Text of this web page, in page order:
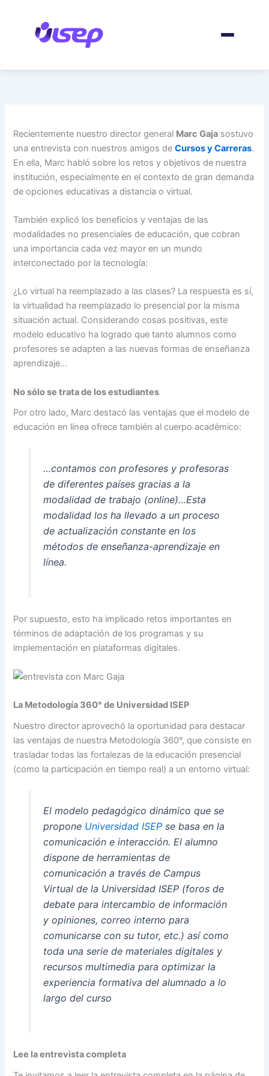
contenido
Recientemente nuestro director general Marc Gaja sostuvo
una entrevista con nuestros amigos deCursos y Carreras.
En ella, Marc habló sobre los retos y objetivos de nuestra
institución, especialmente en el contexto de gran demanda
de opciones educativas a distancia o virtual.
También explicó los beneficios y ventajas de las
modalidades no presenciales de educación, que cobran
una importancia cada vez mayor en un mundo
interconectado por la tecnología:
¿Lo virtual ha reemplazado a las clases? La respuesta es sí,
la virtualidad ha reemplazado lo presencial por la misma
situación actual. Considerando cosas positivas, este
modelo educativo ha logrado que tanto alumnos como
profesores se adapten a las nuevas formas de enseñanza
aprendizaje…
No sólo se trata de los estudiantes
Por otro lado, Marc destacó las ventajas que el modelo de
educación en línea ofrece también al cuerpo académico:
…contamos con profesores y profesoras
de diferentes países gracias a la
modalidad de trabajo (online)…Esta
modalidad los ha llevado a un proceso
de actualización constante en los
métodos de enseñanza-aprendizaje en
línea.
Por supuesto, esto ha implicado retos importantes en
términos de adaptación de los programas y su
implementación en plataformas digitales.
La Metodología 360° de Universidad ISEP
Nuestro director aprovechó la oportunidad para destacar
las ventajas de nuestra Metodología 360°, que consiste en
trasladar todas las fortalezas de la educación presencial
(como la participación en tiempo real) a un entorno virtual:
El modelo pedagógico dinámico que se
propone Universidad ISEPse basa en la
comunicación e interacción. El alumno
dispone de herramientas de
comunicación a través de Campus
Virtual de la Universidad ISEP (foros de
debate para intercambio de información
y opiniones, correo interno para
comunicarse con su tutor, etc.) así como
toda una serie de materiales digitales y
recursos multimedia para optimizar la
experiencia formativa del alumnado a lo
largo del curso
Lee la entrevista completa